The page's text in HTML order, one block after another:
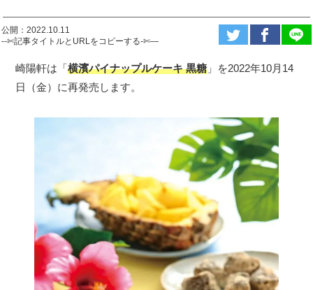
公開：2022.10.11
--✄記事タイトルとURLをコピーする-✄—
崎陽軒は「横濱パイナップルケーキ 黒糖 」を2022年10月14
日（金）に再発売します。